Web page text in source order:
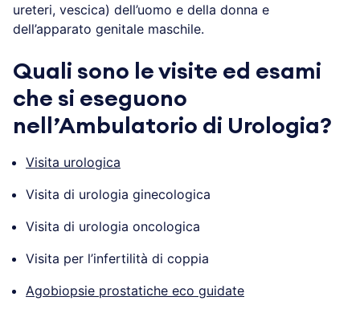
ureteri, vescica) dell’uomo e della donna e
dell’apparato genitale maschile.
Quali sono le visite ed esami
che si eseguono
nell’Ambulatorio di Urologia?
Visita urologica
Visita di urologia ginecologica
Visita di urologia oncologica
Visita per l’infertilità di coppia
Agobiopsie prostatiche eco guidate